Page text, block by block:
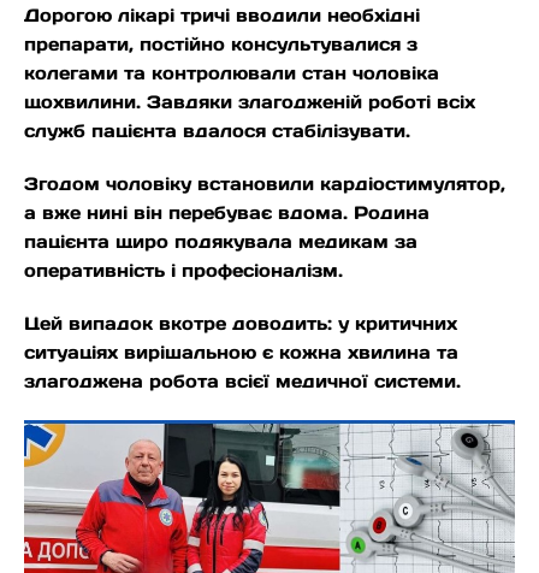
Дорогою лікарі тричі вводили необхідні
препарати, постійно консультувалися з
колегами та контролювали стан чоловіка
щохвилини. Завдяки злагодженій роботі всіх
служб пацієнта вдалося стабілізувати.
Згодом чоловіку встановили кардіостимулятор,
а вже нині він перебуває вдома. Родина
пацієнта щиро подякувала медикам за
оперативність і професіоналізм.
Цей випадок вкотре доводить: у критичних
ситуаціях вирішальною є кожна хвилина та
злагоджена робота всієї медичної системи.